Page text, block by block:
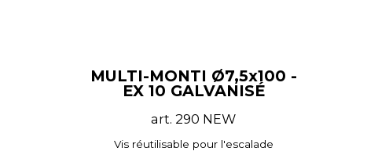
MULTI-MONTI Ø7,5x100 -
EX 10 GALVANISÉ
art. 290 NEW
Vis réutilisable pour l'escalade